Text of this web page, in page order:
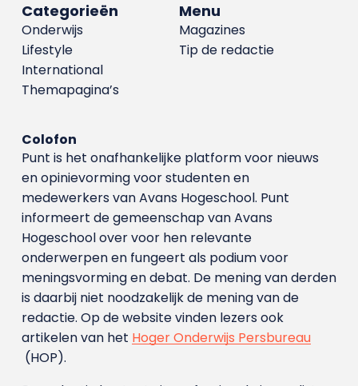
Menu
Magazines
Tip de redactie
Categorieën
Onderwijs
Lifestyle
International
Themapagina’s
Colofon
Punt is het onafhankelijke platform voor nieuws
en opinievorming voor studenten en
medewerkers van Avans Hoge­school. Punt
informeert de gemeenschap van Avans
Hogeschool over voor hen relevante
onderwerpen en fungeert als podium voor
meningsvorming en debat. De mening van derden
is daarbij niet noodzakelijk de mening van de
redactie. Op de website vinden lezers ook
artikelen van het Hoger Onderwijs Persbureau
(HOP).